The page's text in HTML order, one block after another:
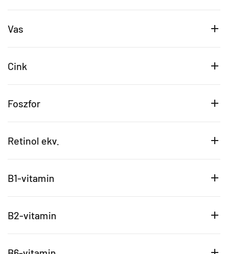
Vas
Cink
Foszfor
Retinol ekv.
B1-vitamin
B2-vitamin